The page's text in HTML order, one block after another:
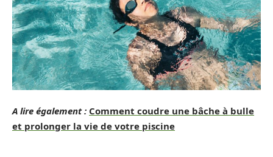
A lire également : Comment coudre une bâche à bulle
et prolonger la vie de votre piscine